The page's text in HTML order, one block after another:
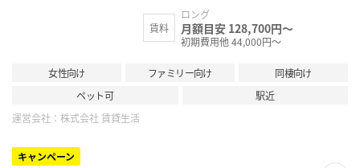
賃料
ロング
月額目安 128,700円～
初期費用他 44,000円～
女性向け ファミリー向け
同棲向け
ペット可
駅近
運営会社： 株式会社 賃貸生活
キャンペーン